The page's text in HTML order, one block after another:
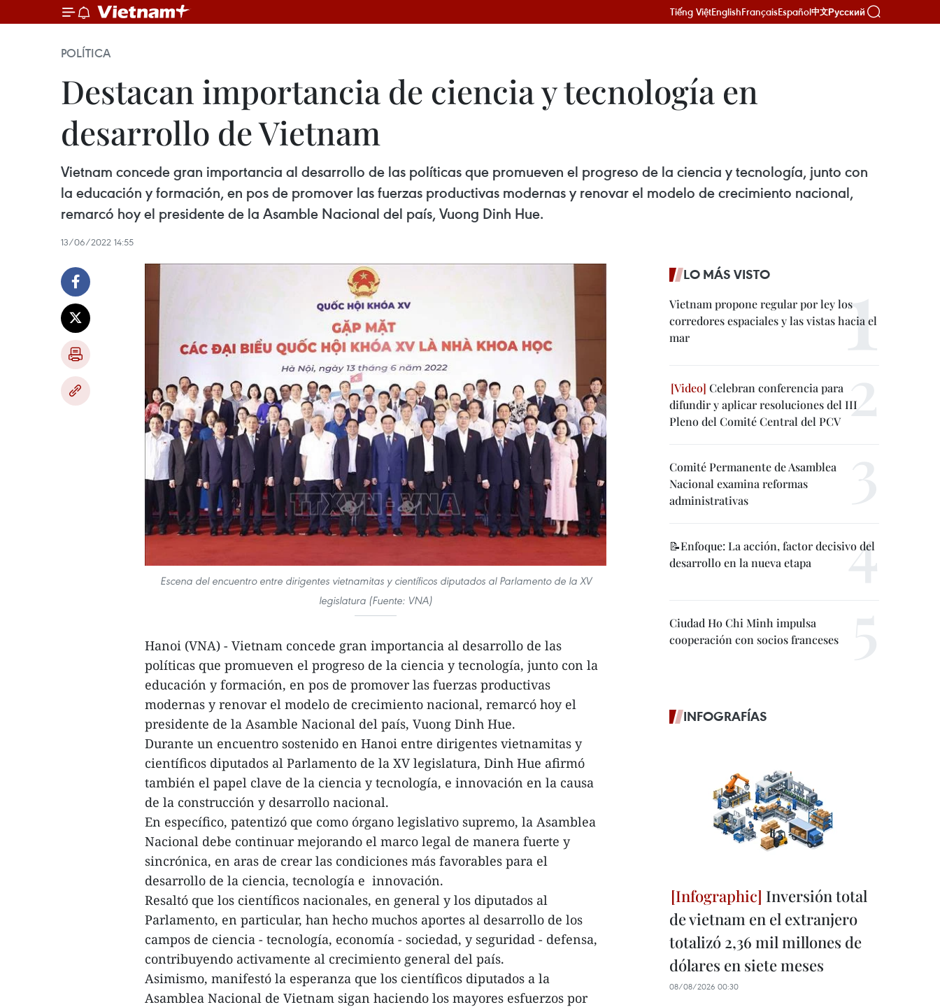
Tiếng ViệtEnglishFrançaisEspañol中文Русский
POLÍTICA
Destacan importancia de ciencia y tecnología en
desarrollo de Vietnam
Vietnam concede gran importancia al desarrollo de las políticas que promueven el progreso de la ciencia y tecnología, junto con
la educación y formación, en pos de promover las fuerzas productivas modernas y renovar el modelo de crecimiento nacional,
remarcó hoy el presidente de la Asamble Nacional del país, Vuong Dinh Hue.
13/06/2022 14:55
Escena del encuentro entre dirigentes vietnamitas y científicos diputados al Parlamento de la XV
legislatura (Fuente: VNA)
Hanoi (VNA) - Vietnam concede gran importancia al desarrollo de las
políticas que promueven el progreso de la ciencia y tecnología, junto con la
educación y formación, en pos de promover las fuerzas productivas
modernas y renovar el modelo de crecimiento nacional, remarcó hoy el
presidente de la Asamble Nacional del país, Vuong Dinh Hue.
Durante un encuentro sostenido en Hanoi entre dirigentes vietnamitas y
científicos diputados al Parlamento de la XV legislatura, Dinh Hue afirmó
también el papel clave de la ciencia y tecnología, e innovación en la causa
de la construcción y desarrollo nacional.
En específico, patentizó que como órgano legislativo supremo, la Asamblea
Nacional debe continuar mejorando el marco legal de manera fuerte y
sincrónica, en aras de crear las condiciones más favorables para el
desarrollo de la ciencia, tecnología e innovación.
Resaltó que los científicos nacionales, en general y los diputados al
Parlamento, en particular, han hecho muchos aportes al desarrollo de los
campos de ciencia - tecnología, economía - sociedad, y seguridad - defensa,
contribuyendo activamente al crecimiento general del país.
Asimismo, manifestó la esperanza que los científicos diputados a la
Asamblea Nacional de Vietnam sigan haciendo los mayores esfuerzos por
LO MÁS VISTO
Vietnam propone regular por ley los
corredores espaciales y las vistas hacia el
mar
Celebran conferencia para
difundir y aplicar resoluciones del III
Pleno del Comité Central del PCV
Comité Permanente de Asamblea
Nacional examina reformas
administrativas
📝Enfoque: La acción, factor decisivo del
desarrollo en la nueva etapa
Ciudad Ho Chi Minh impulsa
cooperación con socios franceses
INFOGRAFÍAS
Inversión total
de vietnam en el extranjero
totalizó 2,36 mil millones de
dólares en siete meses
08/08/2026 00:30